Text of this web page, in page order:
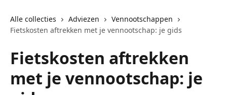
Alle collecties Adviezen
Vennootschappen
Fietskosten aftrekken met je vennootschap: je gids
Fietskosten aftrekken
met je vennootschap: je